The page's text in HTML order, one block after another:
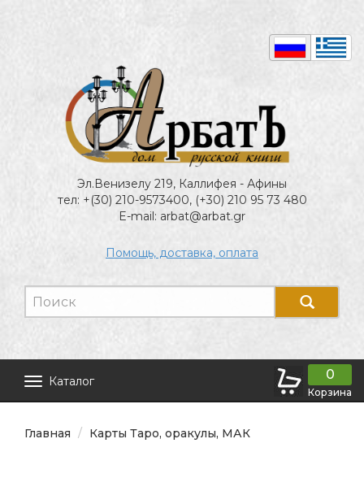
Эл.Венизелу 219, Каллифея - Афины
тел: +(30) 210-9573400, (+30) 210 95 73 480
E-mail: arbat@arbat.gr
Помощь, доставка, оплата
Каталог 0
Корзина
Главная Карты Таро, оракулы, МАК